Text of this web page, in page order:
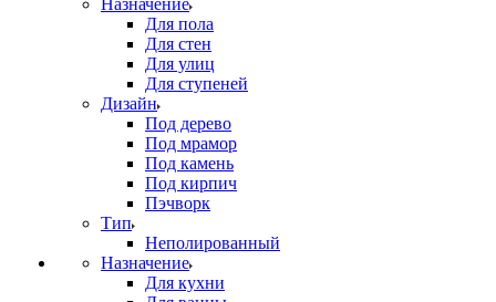
Назначение
Для пола
Для стен
Для улиц
Для ступеней
Дизайн
Под дерево
Под мрамор
Под камень
Под кирпич
Пэчворк
Тип
Неполированный
Назначение
Для кухни